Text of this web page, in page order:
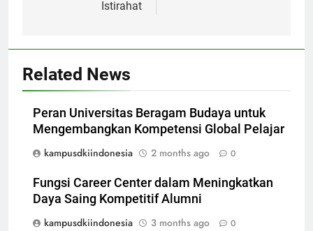
Istirahat
Related News
Peran Universitas Beragam Budaya untuk
Mengembangkan Kompetensi Global Pelajar
kampusdkiindonesia
2 months ago 0
Fungsi Career Center dalam Meningkatkan
Daya Saing Kompetitif Alumni
kampusdkiindonesia
3 months ago 0